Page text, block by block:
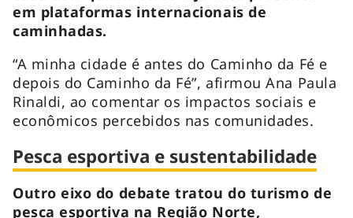
em plataformas internacionais de
caminhadas.
“A minha cidade é antes do Caminho da Fé e
depois do Caminho da Fé”, afirmou Ana Paula
Rinaldi, ao comentar os impactos sociais e
econômicos percebidos nas comunidades.
Pesca esportiva e sustentabilidade
Outro eixo do debate tratou do turismo de
pesca esportiva na Região Norte,